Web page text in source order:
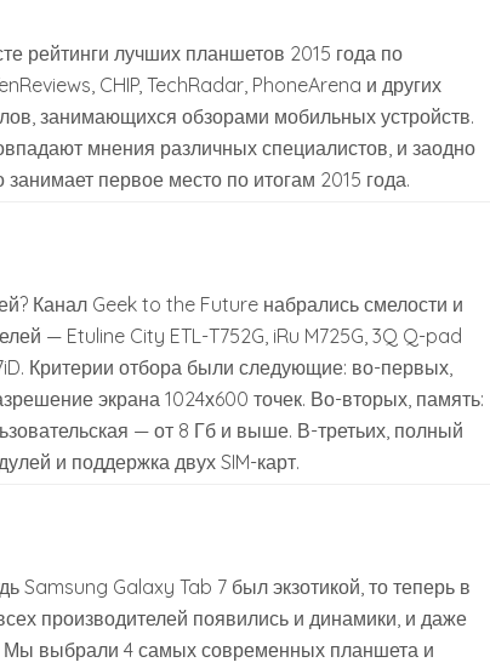
рейтинги лучших планшетов 2015 года по
CHIP, TechRadar, PhoneArena и других
занимающихся обзорами мобильных устройств.
мнения различных специалистов, и заодно
занимает первое место по итогам 2015 года.
Канал Geek to the Future набрались смелости и
— Etuline City ETL-T752G, iRu M725G, 3Q Q-pad
Критерии отбора были следующие: во-первых,
экрана 1024х600 точек. Во-вторых, память:
— от 8 Гб и выше. В-третьих, полный
и поддержка двух SIM-карт.
Samsung Galaxy Tab 7 был экзотикой, то теперь в
производителей появились и динамики, и даже
Мы выбрали 4 самых современных планшета и